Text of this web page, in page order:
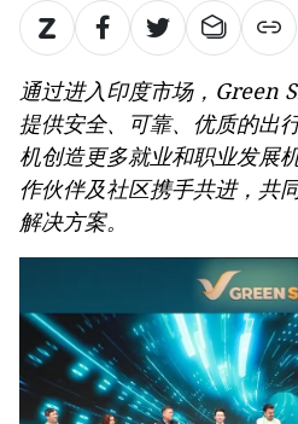
通过进入印度市场，Green
提供安全、可靠、优质的出
机创造更多就业和职业发展
作伙伴及社区携手共进，共
解决方案。